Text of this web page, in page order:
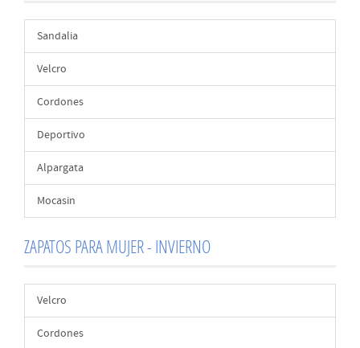
Sandalia
Velcro
Cordones
Deportivo
Alpargata
Mocasin
ZAPATOS PARA MUJER - INVIERNO
Velcro
Cordones